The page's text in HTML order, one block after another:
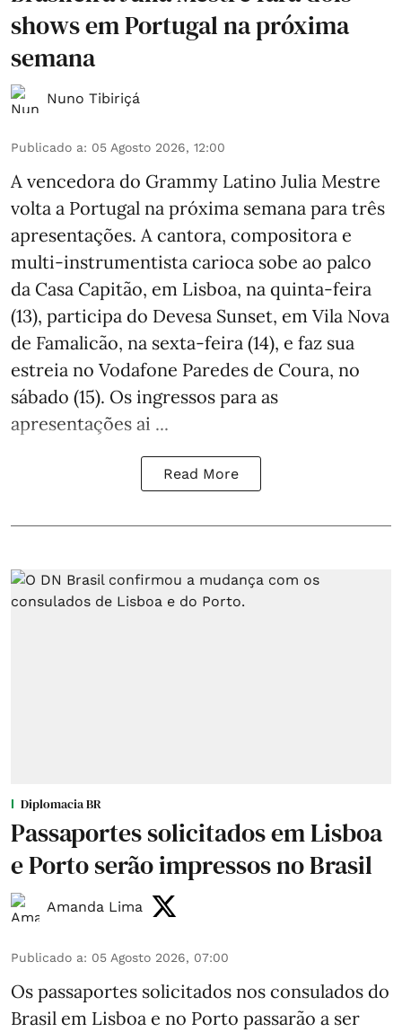
shows em Portugal na próxima
semana
Nuno Tibiriçá
Publicado a: 05 Agosto 2026, 12:00
A vencedora do Grammy Latino Julia Mestre
volta a Portugal na próxima semana para três
apresentações. A cantora, compositora e
multi-instrumentista carioca sobe ao palco
da Casa Capitão, em Lisboa, na quinta-feira
(13), participa do Devesa Sunset, em Vila Nova
de Famalicão, na sexta-feira (14), e faz sua
estreia no Vodafone Paredes de Coura, no
sábado (15). Os ingressos para as
apresentações ai ...
Read More
Diplomacia BR
Passaportes solicitados em Lisboa
e Porto serão impressos no Brasil
Amanda Lima
Publicado a: 05 Agosto 2026, 07:00
Os passaportes solicitados nos consulados do
Brasil em Lisboa e no Porto passarão a ser